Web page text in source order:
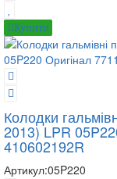
Купити
Колодки
2013) LPR
410602192R
Артикул:05P220